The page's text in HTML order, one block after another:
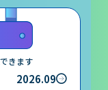
きます
2026.09